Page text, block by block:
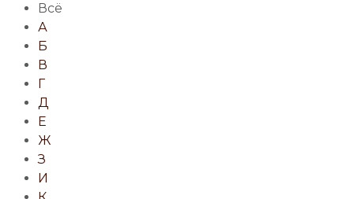
Всё
А
Б
В
Г
Д
Е
Ж
З
И